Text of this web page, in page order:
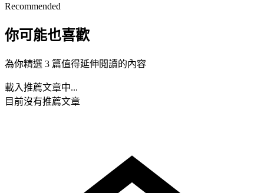
Recommended
你可能也喜歡
為你精選 3 篇值得延伸閱讀的內容
載入推薦文章中...
目前沒有推薦文章